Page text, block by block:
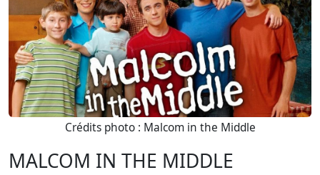
Crédits photo : Malcom in the Middle
MALCOM IN THE MIDDLE